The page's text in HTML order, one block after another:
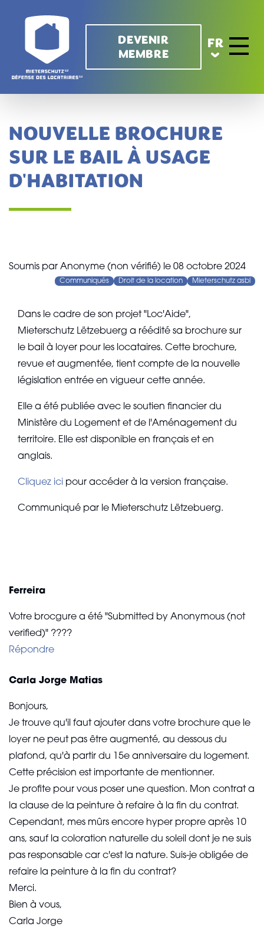
DEVENIR
MEMBRE
FR
Toggle
NOUVELLE BROCHURE
SUR LE BAIL À USAGE
D'HABITATION
Soumis par Anonyme (non vérifié) le 08 octobre 2024
Communiqués Droit de la location Mieterschutz asbl
Dans le cadre de son projet "Loc'Aide",
Mieterschutz Lëtzebuerg a réédité sa brochure sur
le bail à loyer pour les locataires. Cette brochure,
revue et augmentée, tient compte de la nouvelle
législation entrée en vigueur cette année.
Elle a été publiée avec le soutien financier du
Ministère du Logement et de l'Aménagement du
territoire. Elle est disponible en français et en
anglais.
Cliquez ici pour accéder à la version française.
Communiqué par le Mieterschutz Lëtzebuerg.
Ferreira
Votre brocgure a été "Submitted by Anonymous (not
verified)" ????
Répondre
Carla Jorge Matias
Bonjours,
Je trouve qu'il faut ajouter dans votre brochure que le
loyer ne peut pas être augmenté, au dessous du
plafond, qu'à partir du 15e anniversaire du logement.
Cette précision est importante de mentionner.
Je profite pour vous poser une question. Mon contrat a
la clause de la peinture à refaire à la fin du contrat.
Cependant, mes mûrs encore hyper propre après 10
ans, sauf la coloration naturelle du soleil dont je ne suis
pas responsable car c'est la nature. Suis-je obligée de
refaire la peinture à la fin du contrat?
Merci.
Bien à vous,
Carla Jorge